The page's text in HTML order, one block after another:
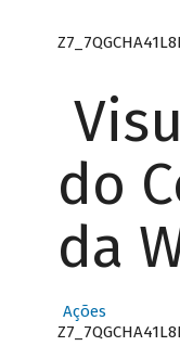
do
da
Ações